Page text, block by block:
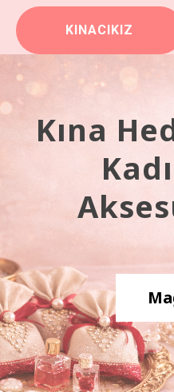
KINACIKIZ
Kına